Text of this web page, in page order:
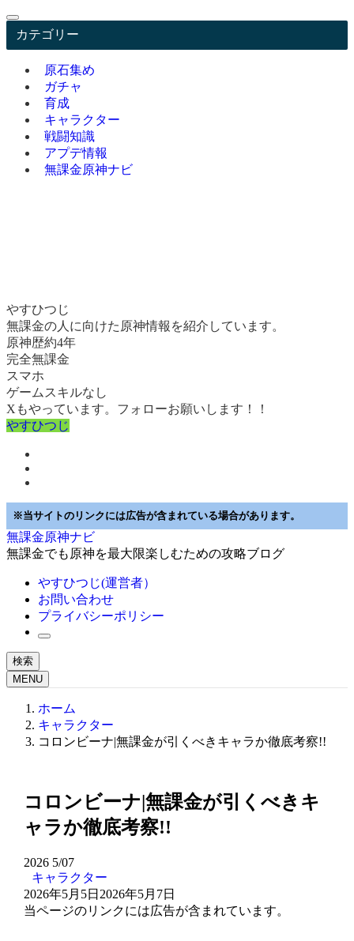
カテゴリー
原石集め
ガチャ
育成
キャラクター
戦闘知識
アプデ情報
無課金原神ナビ
やすひつじ
無課金の人に向けた原神情報を紹介しています。
原神歴約4年
完全無課金
スマホ
ゲームスキルなし
Xもやっています。フォローお願いします！！
やすひつじ
※当サイトのリンクには広告が含まれている場合があります。
無課金原神ナビ
無課金でも原神を最大限楽しむための攻略ブログ
やすひつじ(運営者）
お問い合わせ
プライバシーポリシー
検索
MENU
ホーム
キャラクター
コロンビーナ|無課金が引くべきキャラか徹底考察!!
コロンビーナ|無課金が引くべきキ
ャラか徹底考察!!
2026 5/07
キャラクター
2026年5月5日 2026年5月7日
当ページのリンクには広告が含まれています。